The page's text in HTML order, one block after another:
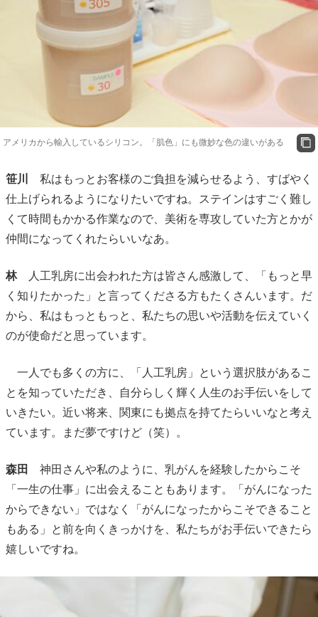
アメリカから輸入しているシリコン。「肌色」にも微妙な色の違いがある
笹川
私はもっとお客様のご負担を減らせるよう、すばやく
仕上げられるようになりたいですね。ステインはすごく難し
くて時間もかかる作業なので、美術を専攻していた方とかが
仲間になってくれたらいいなあ。
林人工乳房に出会われた方は皆さん感激して、「もっと早
く知りたかった」と言ってくださる方もたくさんいます。だ
から、私はもっともっと、私たちの思いや活動を伝えていく
のが使命だと思っています。
一人でも多くの方に、「人工乳房」という選択肢があるこ
とを知っていただき、自分らしく輝く人生のお手伝いをして
いきたい。近い将来、関東にも拠点を持てたらいいなと考え
ています。まだ夢ですけど（笑）。
森田
神田さんや私のように、乳がんを経験したからこそ
「一生の仕事」に出会えることもあります。「がんになった
からできない」ではなく「がんになったからこそできること
もある」と前を向くきっかけを、私たちがお手伝いできたら
嬉しいですね。